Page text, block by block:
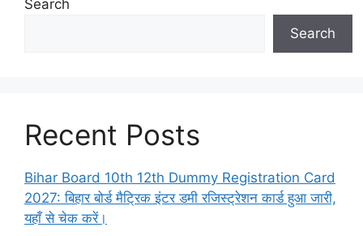
Search
Search
Recent Posts
Bihar Board 10th 12th Dummy Registration Card
2027: बिहार बोर्ड मैट्रिक इंटर डमी रजिस्ट्रेशन कार्ड हुआ जारी,
यहाँ से चेक करें।